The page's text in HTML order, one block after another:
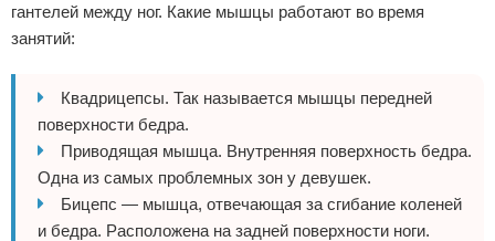
Спортивное питание
гантелей между ног. Какие мышцы работают во время
занятий:
Квадрицепсы. Так называется мышцы передней
поверхности бедра.
Приводящая мышца. Внутренняя поверхность бедра.
Одна из самых проблемных зон у девушек.
Бицепс — мышца, отвечающая за сгибание коленей
и бедра. Расположена на задней поверхности ноги.